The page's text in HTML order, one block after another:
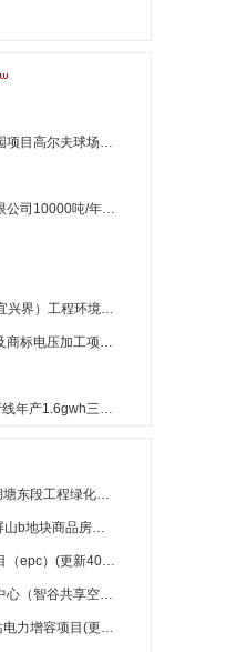
南京钟山国际体育公园项目高尔夫球场环境影响评价第二次公示_江苏省招标
关于双阳化工淮安有限公司10000吨/年烯烃类马来酸酐共聚物、6000吨/年聚氨酯扩链剂固化剂、50000吨/年低分子量尼龙6、20000吨/年改性胶黏剂及125吨/年铜箔添加剂项目环境影响报告书的批复_江苏省招标
青洋路（老342省道-宜兴界）工程环境影响评价第一次环评公示_江苏省招标
服装图案印刷、压花及商标电压加工项目 环境影响评价公众参与第一次公示_江苏省招标
1#、2#、3#、4#生产线年产1.6gwh三元锂电池技改项目环评公示_江苏省招标
312国道常州横林至湖塘东段工程绿化项目(更新2)_江苏省招标
徐州市2021-64号翠屏山b地块商品房项目（epc）(更新15)_江苏省招标
宿迁数字经济中心项目（epc）(更新40)_江苏省招标
梅李镇特色产业发展中心（智谷共享空间）工程(更新10)_江苏省招标
南湖校区110kv变电站电力增容项目(更新1)_江苏省招标